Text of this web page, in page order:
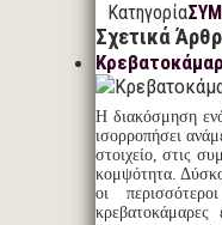
Κατηγορία
Σχετικά
Η διακόσμηση
ισορροπήσει
στοιχείο, στις
κομψότητα.
οι
κρεβατοκάμαρες